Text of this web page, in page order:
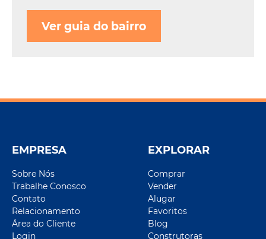
Ver guia do bairro
EMPRESA
Sobre Nós
Trabalhe Conosco
Contato
Relacionamento
Área do Cliente
Login
EXPLORAR
Comprar
Vender
Alugar
Favoritos
Blog
Construtoras